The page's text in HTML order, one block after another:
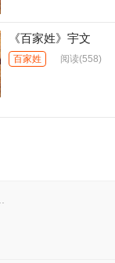
《百家姓》宇文
百家姓 阅读(558)